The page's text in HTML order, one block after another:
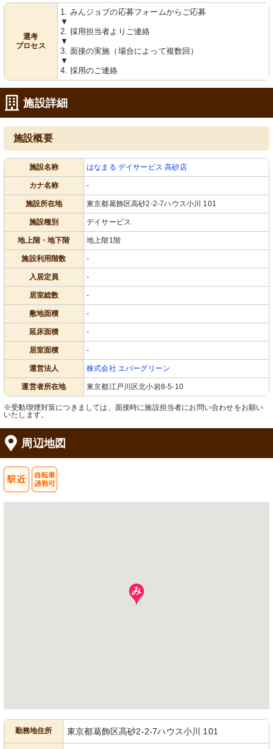
選考
プロセス
1. みんジョブの応募フォームからご応募
▼
2. 採用担当者よりご連絡
▼
3. 面接の実施（場合によって複数回）
▼
4. 採用のご連絡
施設詳細
施設概要
施設名称 はなまる デイサービス 高砂店
カナ名称 -
施設所在地 東京都葛飾区高砂2-2-7ハウス小川 101
施設種別 デイサービス
地上階・地下階 地上階1階
施設利用階数 -
入居定員 -
居室総数 -
敷地面積 -
延床面積 -
居室面積 -
運営法人 株式会社 エバーグリーン
運営者所在地 東京都江戸川区北小岩8-5-10
※受動喫煙対策につきましては、面接時に施設担当者にお問い合わせをお願い
いたします。
周辺地図
勤務地住所 東京都葛飾区高砂2-2-7ハウス小川 101